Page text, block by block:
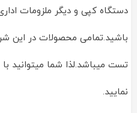
دستگاه کپی و دیگر ملزومات
باشید.تمامی محصولات در این
تست میباشد.لذا شما میتوانید
نمایید.